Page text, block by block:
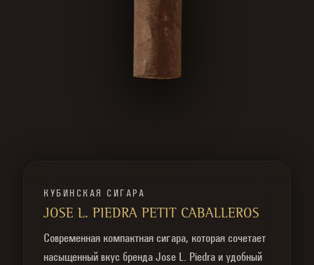
КУБИНСКАЯ СИГАРА
JOSE L. PIEDRA PETIT CABALLEROS
Современная компактная сигара, которая сочетает
насыщенный вкус бренда Jose L. Piedra и удобный